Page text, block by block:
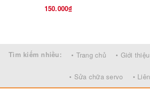
150.000₫
Tìm kiếm nhiều: • Trang chủ • Giới thiệu
• Sửa chữa servo •